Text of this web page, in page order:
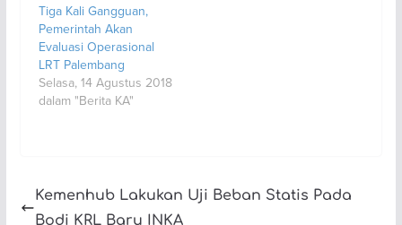
Tiga Kali Gangguan,
Pemerintah Akan
Evaluasi Operasional
LRT Palembang
Selasa, 14 Agustus 2018
dalam "Berita KA"
Kemenhub Lakukan Uji Beban Statis Pada
Bodi KRL Baru INKA